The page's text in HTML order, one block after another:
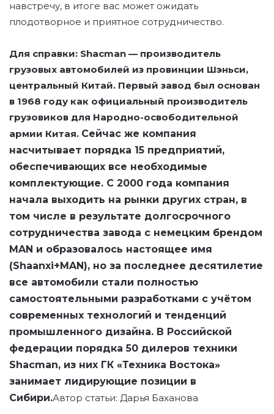
навстречу, в итоге вас может ожидать
плодотворное и приятное сотрудничество.
Для справки: Shacman — производитель
грузовых автомобилей из провинции Шэньси,
центральный Китай. Первый завод был основан
в 1968 году как официальный производитель
грузовиков для Народно-освободительной
армии Китая. Сейчас же компания
насчитывает порядка 15 предприятий,
обеспечивающих все необходимые
комплектующие. С 2000 года компания
начала выходить на рынки других стран, в
том числе в результате долгосрочного
сотрудничества завода с немецким брендом
MAN и образовалось настоящее имя
(Shaanxi+MAN), но за последнее десятилетие
все автомобили стали полностью
самостоятельными разработками с учётом
современных технологий и тенденций
промышленного дизайна. В Российской
федерации порядка 50 дилеров техники
Shacman, из них ГК «Техника Востока»
занимает лидирующие позиции в
Сибири.Автор статьи: Дарья Баханова